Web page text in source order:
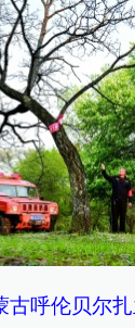
古呼伦贝尔